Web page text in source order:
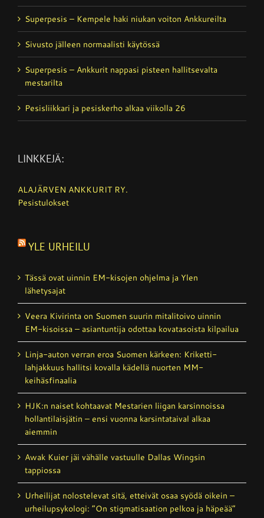
Superpesis – Kempele haki niukan voiton Ankkureilta
Sivusto jälleen normaalisti käytössä
Superpesis – Ankkurit nappasi pisteen hallitsevalta
mestarilta
Pesisliikkari ja pesiskerho alkaa viikolla 26
LINKKEJÄ:
ALAJÄRVEN ANKKURIT RY.
Pesistulokset
YLE URHEILU
Tässä ovat uinnin EM-kisojen ohjelma ja Ylen
lähetysajat
Veera Kivirinta on Suomen suurin mitalitoivo uinnin
EM-kisoissa – asiantuntija odottaa kovatasoista kilpailua
Linja-auton verran eroa Suomen kärkeen: Kriketti­
lahjakkuus hallitsi kovalla kädellä nuorten MM-
keihäsfinaalia
HJK:n naiset kohtaavat Mestarien liigan karsinnoissa
hollantilais­jätin – ensi vuonna karsintataival alkaa
aiemmin
Awak Kuier jäi vähälle vastuulle Dallas Wingsin
tappiossa
Urheilijat nolostelevat sitä, etteivät osaa syödä oikein –
urheilupsykologi: ”On stigmatisaation pelkoa ja häpeää”